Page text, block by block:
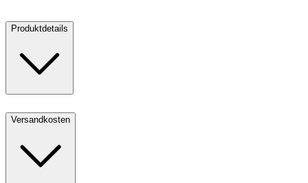
Produktdetails
Versandkosten